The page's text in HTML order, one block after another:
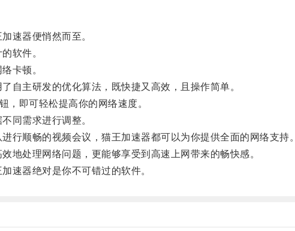
速器便悄然而至。
软件。
卡顿。
主研发的优化算法，既快捷又高效，且操作简单。
即可轻松提高你的网络速度。
同需求进行调整。
顺畅的视频会议，猫王加速器都可以为你提供全面的网络支持。
处理网络问题，更能够享受到高速上网带来的畅快感。
器绝对是你不可错过的软件。